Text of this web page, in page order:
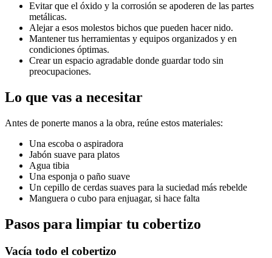
Evitar que el óxido y la corrosión se apoderen de las partes
metálicas.
Alejar a esos molestos bichos que pueden hacer nido.
Mantener tus herramientas y equipos organizados y en
condiciones óptimas.
Crear un espacio agradable donde guardar todo sin
preocupaciones.
Lo que vas a necesitar
Antes de ponerte manos a la obra, reúne estos materiales:
Una escoba o aspiradora
Jabón suave para platos
Agua tibia
Una esponja o paño suave
Un cepillo de cerdas suaves para la suciedad más rebelde
Manguera o cubo para enjuagar, si hace falta
Pasos para limpiar tu cobertizo
Vacía todo el cobertizo